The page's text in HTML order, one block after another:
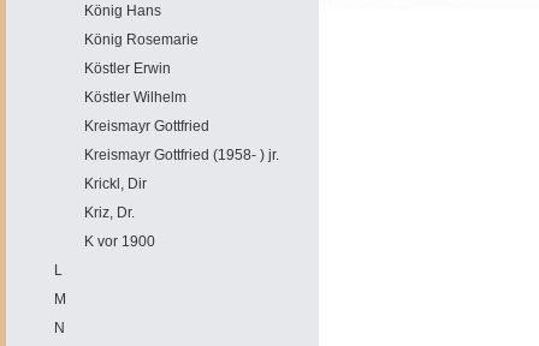
König Hans
König Rosemarie
Köstler Erwin
Köstler Wilhelm
Kreismayr Gottfried
Kreismayr Gottfried (1958- ) jr.
Krickl, Dir
Kriz, Dr.
K vor 1900
L
M
N